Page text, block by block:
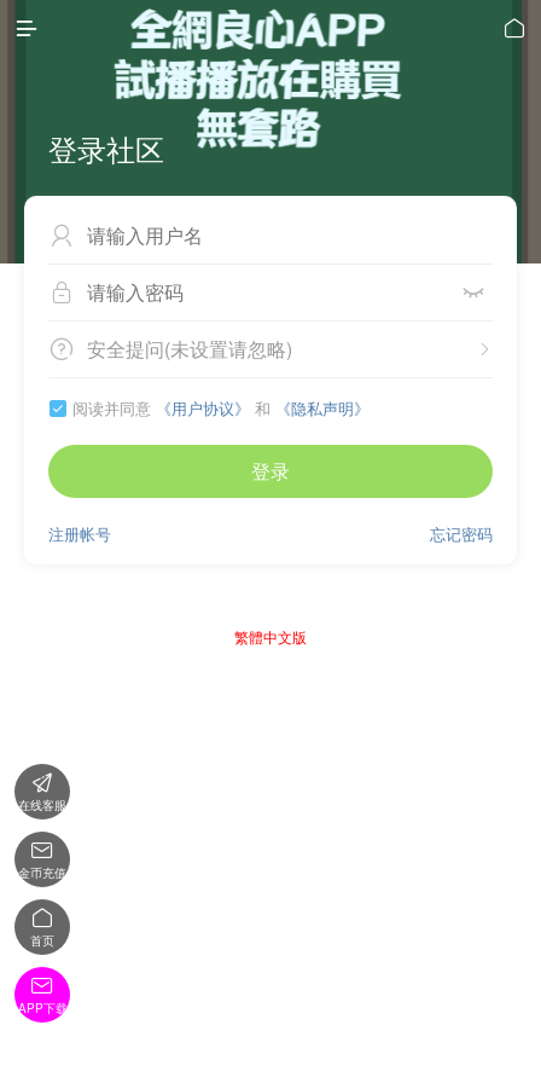
 
登录社区

 
 
安全提问(未设置请忽略)
 阅读并同意 《用户协议》 和 《隐私声明》
登录
忘记密码
注册帐号
繁體中文版

在线客服

金币充值

首页

APP下载